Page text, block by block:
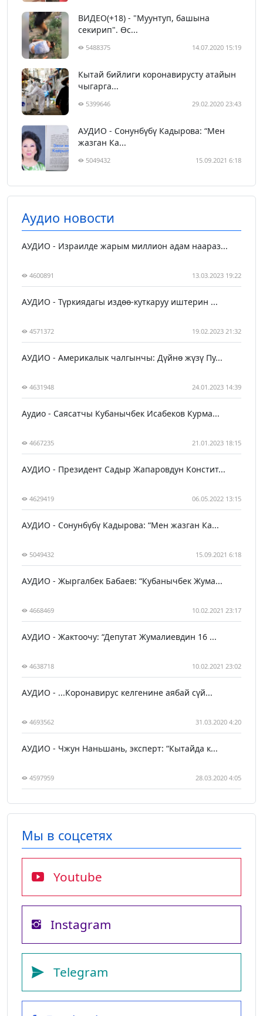
ВИДЕО(+18) - "Муунтуп, башына
секирип". Өс...
5488375 14.07.2020 15:19
Кытай бийлиги коронавирусту атайын
чыгарга...
5399646 29.02.2020 23:43
АУДИО - Сонунбүбү Кадырова: “Мен
жазган Ка...
5049432 15.09.2021 6:18
Аудио новости
АУДИО - Израилде жарым миллион адам наараз...
4600891 13.03.2023 19:22
АУДИО - Түркиядагы издөө-куткаруу иштерин ...
4571372 19.02.2023 21:32
АУДИО - Америкалык чалгынчы: Дүйнө жүзү Пу...
4631948 24.01.2023 14:39
Аудио - Саясатчы Кубанычбек Исабеков Курма...
4667235 21.01.2023 18:15
АУДИО - Президент Садыр Жапаровдун Констит...
4629419 06.05.2022 13:15
АУДИО - Сонунбүбү Кадырова: “Мен жазган Ка...
5049432 15.09.2021 6:18
АУДИО - Жыргалбек Бабаев: “Кубанычбек Жума...
4668469 10.02.2021 23:17
АУДИО - Жактоочу: “Депутат Жумалиевдин 16 ...
4638718 10.02.2021 23:02
АУДИО - ...Коронавирус келгенине аябай сүй...
4693562 31.03.2020 4:20
АУДИО - Чжун Наньшань, эксперт: “Кытайда к...
4597959 28.03.2020 4:05
Мы в соцсетях
Youtube
Instagram
Telegram